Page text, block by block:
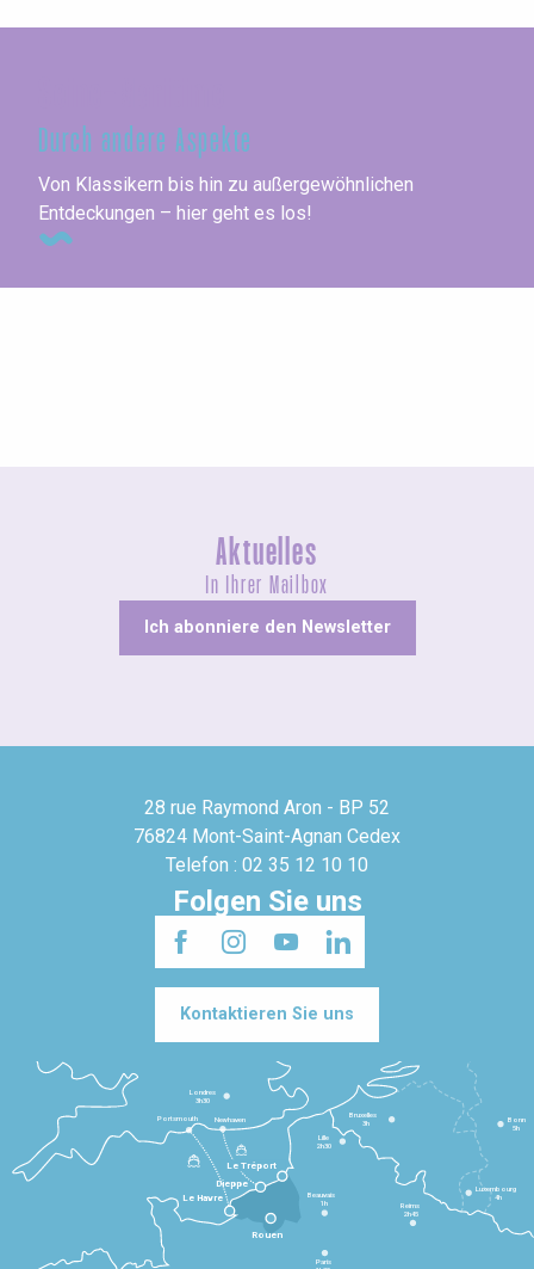
Durch andere Aspekte
Von Klassikern bis hin zu außergewöhnlichen
Entdeckungen – hier geht es los!
Aktuelles
In Ihrer Mailbox
Ich abonniere den Newsletter
28 rue Raymond Aron - BP 52
76824 Mont-Saint-Agnan Cedex
Telefon : 02 35 12 10 10
Folgen Sie uns
Kontaktieren Sie uns
Le Havre
Dieppe
Le Tréport
Paris
Beauvais
1h
Reims
2h45
Lille
2h30
Bruxelles
3h
Londres
3h30
Newhaven
Portsmouth
Bonn
5h
Luxembourg
4h
Rouen